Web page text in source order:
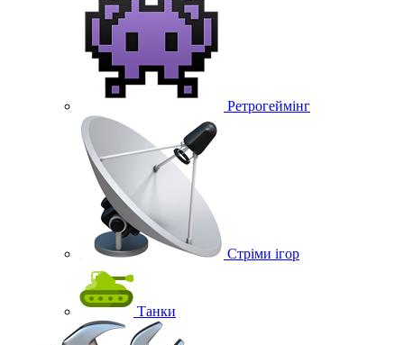
Ретрогеймінг
Стріми ігор
Танки